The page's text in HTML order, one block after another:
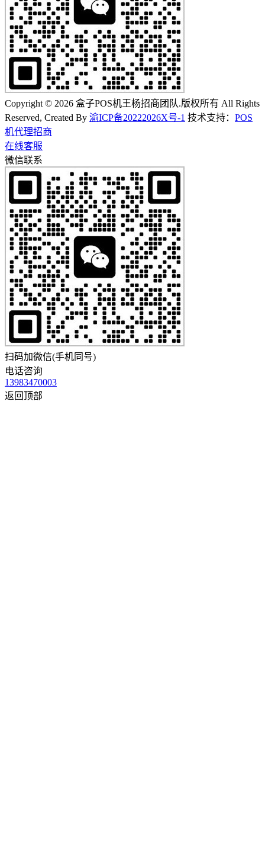
Copyright © 2026 盒子POS机王杨招商团队.版权所有 All Rights
Reserved, Created By 渝ICP备20222026X号-1 技术支持： POS
机代理招商
在线客服
微信联系
扫码加微信(手机同号)
电话咨询
13983470003
返回顶部